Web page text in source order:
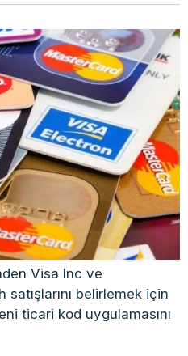
Visa Inc ve
satışlarını belirlemek için
ticari kod uygulamasını